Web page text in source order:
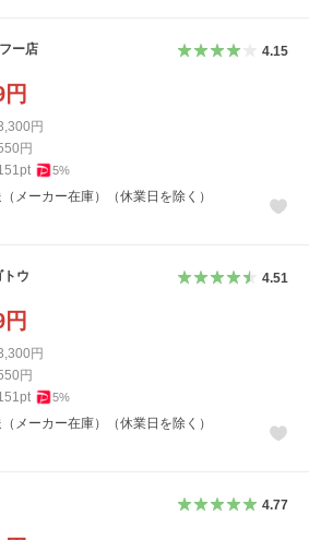
ー店 4.15
円
円
円
pt 5%
メーカー在庫）（休業日を除く）
ウ 4.51
円
円
円
pt 5%
メーカー在庫）（休業日を除く）
4.77